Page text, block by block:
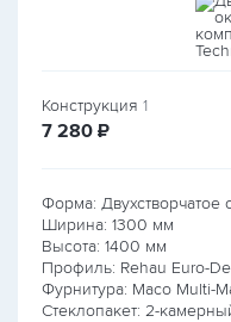
Конструкция 1
7 280 руб.
₽
Форма: Двухстворчатое
Ширина: 1300 мм
Высота: 1400 мм
Профиль: Rehau Euro-
Фурнитура: Maco Multi-
Стеклопакет: 2-